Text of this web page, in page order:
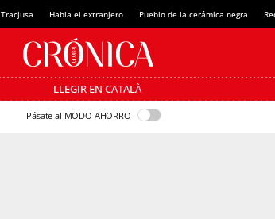
Tracjusa Habla el extranjero Pueblo de la cerámica negra
LLEGIR EN CATALÀ
Pásate al MODO AHORRO